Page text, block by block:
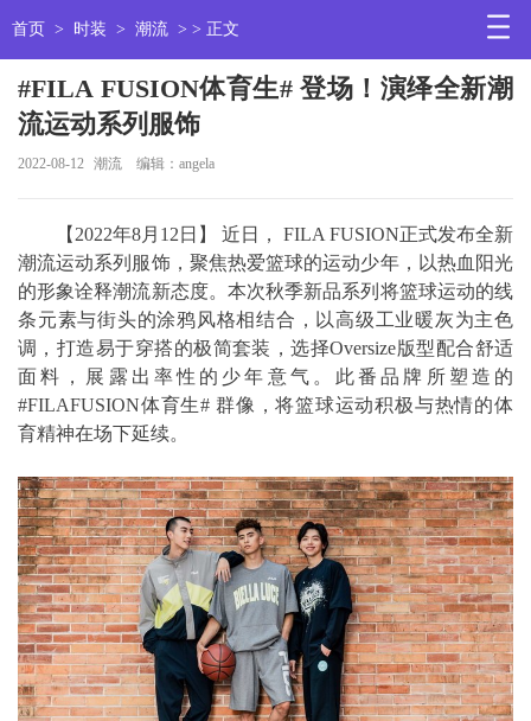
首页 > 时装 > 潮流 > > 正文
#FILA FUSION体育生# 登场！演绎全新潮
流运动系列服饰
2022-08-12 潮流 编辑：angela
【2022年8月12日】 近日， FILA FUSION正式发布全新
潮流运动系列服饰，聚焦热爱篮球的运动少年，以热血阳光
的形象诠释潮流新态度。本次秋季新品系列将篮球运动的线
条元素与街头的涂鸦风格相结合，以高级工业暖灰为主色
调，打造易于穿搭的极简套装，选择Oversize版型配合舒适
面料，展露出率性的少年意气。此番品牌所塑造的
#FILAFUSION体育生# 群像，将篮球运动积极与热情的体
育精神在场下延续。